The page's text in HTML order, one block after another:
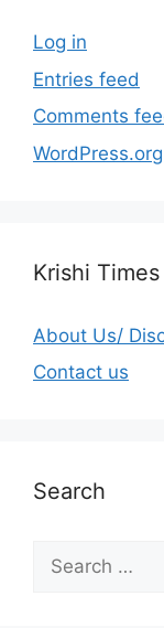
Log in
Entries feed
Comments
WordPress.org
Krishi Times
About Us/
Contact us
Search